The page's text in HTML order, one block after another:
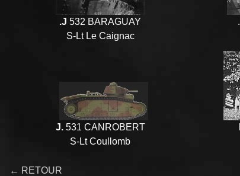
.J 532 BARAGUAY
S-Lt Le Caignac
.
J.531 CANROBERT
S-Lt Coullomb
← RETOUR